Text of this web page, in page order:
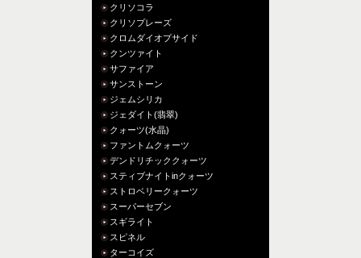
クリソコラ
クリソプレーズ
クロムダイオプサイド
クンツァイト
サファイア
サンストーン
ジェムシリカ
ジェダイト(翡翠)
クォーツ(水晶)
ファントムクォーツ
デンドリチッククォーツ
スティブナイトinクォーツ
ストロベリークォーツ
スーパーセブン
スギライト
スピネル
ターコイズ